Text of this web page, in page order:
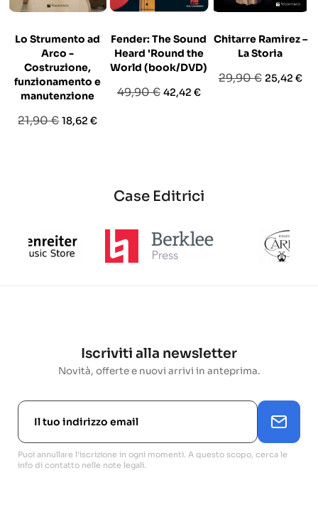
Lo Strumento ad
Arco -
Costruzione,
funzionamento e
manutenzione
Prezzo
21,90 €Prezzo
18,62 €
Fender: The Sound
Heard 'Round the
World (book/DVD)
Prezzo
49,90 € Prezzo
42,42 €
Chitarre Ramirez –
La Storia
Prezzo
29,90 € Prezzo
25,42 €
Case Editrici
Iscriviti alla newsletter
Novità, offerte e nuovi arrivi in anteprima.
Puoi annullare l'iscrizione in ogni momenti. A questo scopo, cerca le
info di contatto nelle note legali.